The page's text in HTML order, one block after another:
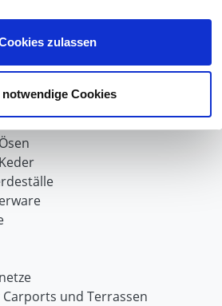
zulassen
notwendige Cookies
und Terrassen